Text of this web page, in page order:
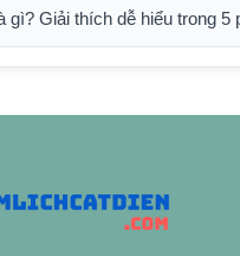
gì? Giải thích dễ hiểu trong 5